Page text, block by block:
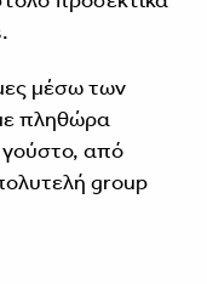
μέσω των
πληθώρα
από
group